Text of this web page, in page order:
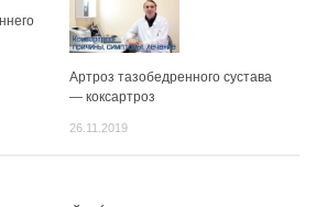
Артроз тазобедренного сустава
— коксартроз
26.11.2019